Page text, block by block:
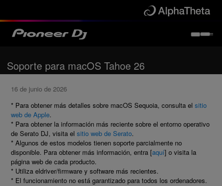
Soporte para macOS Tahoe 26
16 de junio de 2026
* Para obtener más detalles sobre macOS Sequoia, consulta el sitio
web de Apple.
* Para obtener la información más reciente sobre el entorno operativo
de Serato DJ, visita el sitio web de Serato.
* Algunos de estos modelos tienen soporte parcialmente no
disponible. Para obtener más información, entra [aquí] o visita la
página web de cada producto.
* Utiliza eldriver/firmware y software más recientes.
* El funcionamiento no está garantizado para todos los ordenadores.